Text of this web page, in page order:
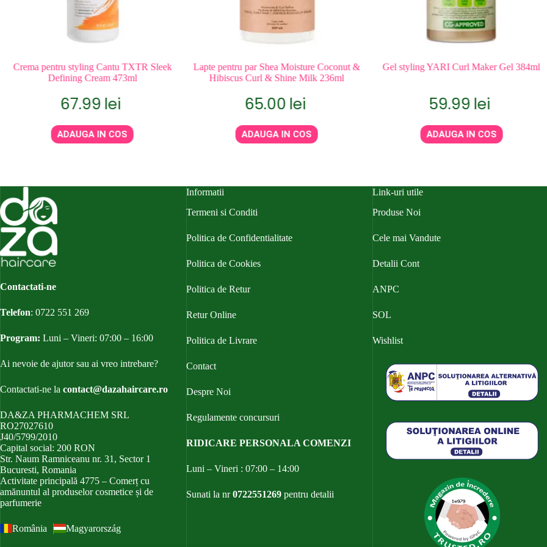
Crema pentru styling Cantu TXTR Sleek
Defining Cream 473ml
67.99 lei
ADAUGA IN COS
Lapte pentru par Shea Moisture Coconut &
Hibiscus Curl & Shine Milk 236ml
65.00 lei
ADAUGA IN COS
Gel styling YARI Curl Maker Gel 384ml
59.99 lei
ADAUGA IN COS
Contactati-ne
Telefon: 0722 551 269
Program: Luni – Vineri: 07:00 – 16:00
Ai nevoie de ajutor sau ai vreo intrebare?
Contactati-ne la contact@dazahaircare.ro
DA&ZA PHARMACHEM SRL
RO27027610
J40/5799/2010
Capital social: 200 RON
Str. Naum Ramniceanu nr. 31, Sector 1
Bucuresti, Romania
Activitate principală 4775 – Comerț cu
amănuntul al produselor cosmetice și de
parfumerie
România Magyarország
Informatii
Termeni si Conditi
Politica de Confidentialitate
Politica de Cookies
Politica de Retur
Retur Online
Politica de Livrare
Contact
Despre Noi
Regulamente concursuri
RIDICARE PERSONALA COMENZI
Luni – Vineri : 07:00 – 14:00
Sunati la nr0722551269 pentru detalii
Link-uri utile
Produse Noi
Cele mai Vandute
Detalii Cont
ANPC
SOL
Wishlist